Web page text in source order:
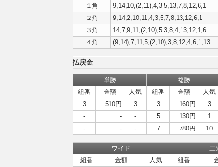
１角
9,14,10,(2,11),4,3,5,13,7,8,12,6,1
２角
9,14,2,10,11,4,3,5,7,8,13,12,6,1
３角
14,7,9,11,(2,10),5,3,8,4,13,12,1,6
４角
(9,14),7,11,5,(2,10),3,8,12,4,6,1,13
払戻金
単勝
複勝
組番
金額 人気 組番 金額
人気
3
510円 3 3 160円
3
-
- - 5 130円
1
-
- - 7 780円 10
ワイド
三
組番
金額 人気 組番